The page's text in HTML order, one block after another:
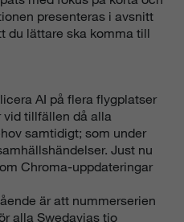
presenteras i avsnitt
du lättare ska komma till
AI på flera flygplatser
tillfällen då alla
samtidigt; som under
Just nu
Chroma-uppdateringar
är att nummerserien
alla Swedavias tio